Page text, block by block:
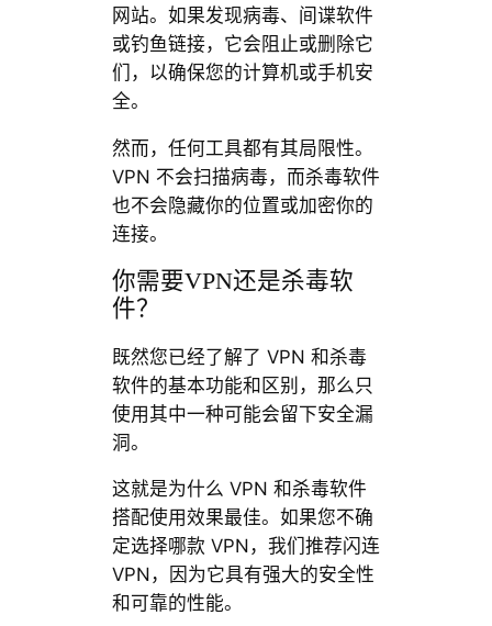
网站。如果发现病毒、间谍软件
或钓鱼链接，它会阻止或删除它
们，以确保您的计算机或手机安
全。
然而，任何工具都有其局限性。
VPN 不会扫描病毒，而杀毒软件
也不会隐藏你的位置或加密你的
连接。
你需要VPN还是杀毒软
件？
既然您已经了解了 VPN 和杀毒
软件的基本功能和区别，那么只
使用其中一种可能会留下安全漏
洞。
这就是为什么 VPN 和杀毒软件
搭配使用效果最佳。如果您不确
定选择哪款 VPN，我们推荐闪连
VPN，因为它具有强大的安全性
和可靠的性能。